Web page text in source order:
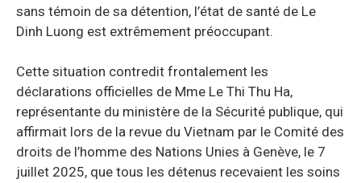
sans témoin de sa détention, l’état de santé de Le
Dinh Luong est extrêmement préoccupant.
Cette situation contredit frontalement les
déclarations officielles de Mme Le Thi Thu Ha,
représentante du ministère de la Sécurité publique, qui
affirmait lors de la revue du Vietnam par le Comité des
droits de l’homme des Nations Unies à Genève, le 7
juillet 2025, que tous les détenus recevaient les soins